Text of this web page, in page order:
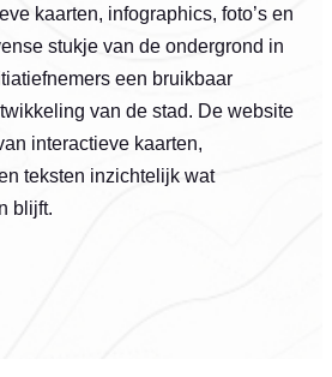
kaarten, infographics, foto’s en
stukje van de ondergrond in
een bruikbaar
van de stad. De website
interactieve kaarten,
teksten inzichtelijk wat
blijft.